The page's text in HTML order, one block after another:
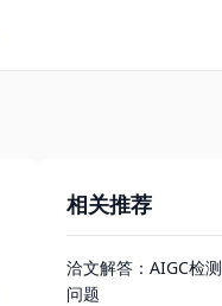
相关推荐
洽文解答：AIGC检
问题